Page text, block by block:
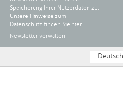
Speicherung Ihrer Nutzerdaten zu.
Unsere Hinweise zum
Datenschutz finden Sie hier.
Newsletter verwalten
Deutsch